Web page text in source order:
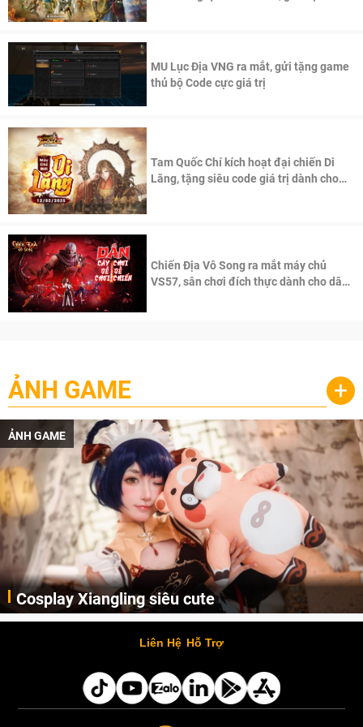
MU Lục Địa VNG ra mắt, gửi tặng game
thủ bộ Code cực giá trị
Tam Quốc Chí kích hoạt đại chiến Di
Lăng, tặng siêu code giá trị dành cho
Chiến Địa Vô Song ra mắt máy chủ
VS57, sân chơi đích thực dành cho dân
ẢNH GAME +
ẢNH GAME
Cosplay Xiangling siêu cute
Cùng thưởng thức những hình ảnh cosplay Xiangling trong Genshin Impact siêu dễ thương của người dùng Weibo "阿包也是兔娘"
Liên Hệ Hỗ Trợ